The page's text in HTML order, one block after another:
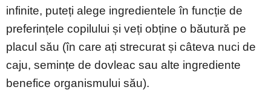
infinite, puteți alege ingredientele în funcție de
preferințele copilului și veți obține o băutură pe
placul său (în care ați strecurat și câteva nuci de
caju, semințe de dovleac sau alte ingrediente
benefice organismului său).